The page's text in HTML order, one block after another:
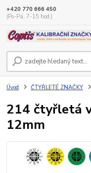
+420 770 666 450
(Po-Pá, 7-15 hod.)
Úvod ČTYŘLETÉ ZNAČKY
214 čtyřletá
12mm